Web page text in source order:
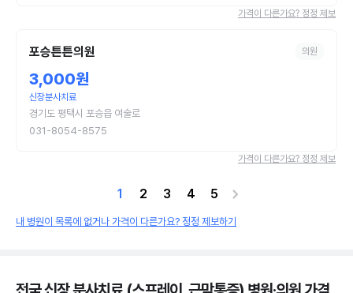
가격이 다른가요? 정정 제보
포승튼튼의원 의원
3,000원
신장분사치료
경기도 평택시 포승읍 여술로
031-8054-8575
가격이 다른가요? 정정 제보
1 2 3 4 5
내 병원이 목록에 없거나 가격이 다른가요? 정정 제보하기